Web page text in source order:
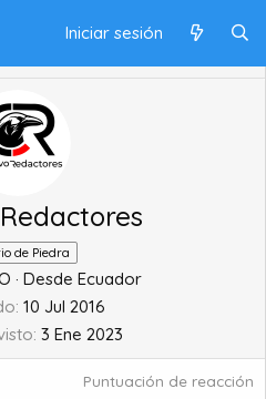
Iniciar sesión
de Piedra
· Desde Ecuador
10 Jul 2016
3 Ene 2023
Puntuación de reacción